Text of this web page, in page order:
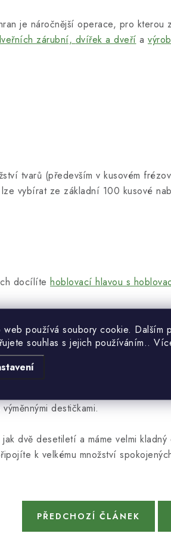
web používá soubory cookie. Dalším
souhlas s jejich používáním..
je náročnější operace, pro
zárubní, dvířek a dveří a
tvarů (především v kusovém
vybírat ze základní 100 kusové
docílíte hoblovací hlavou s
použití ve vysoké kvalitě.
destičkami.
dvě desetiletí a máme velmi
k velkému množství
PŘEDCHOZÍ ČLÁNEK